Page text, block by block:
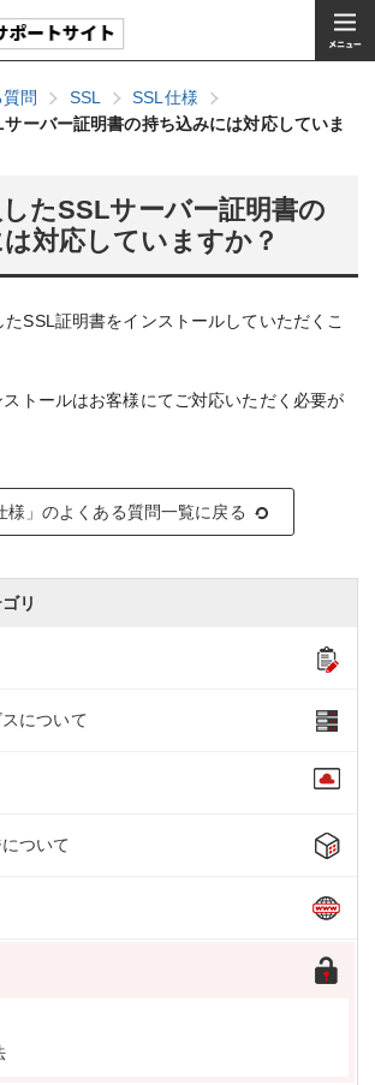
問 SSL
SSL仕様
ーバー証明書の持ち込みには対応していま
たSSLサーバー証明書の
対応していますか？
SSL証明書をインストールしていただくこ
トールはお客様にてご対応いただく必要が
様」のよくある質問一覧に戻る
リ
について
ついて